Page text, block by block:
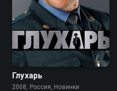
Глухарь
2008, Россия, Новинки